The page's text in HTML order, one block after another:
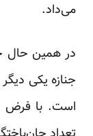
می‌داد.
در همین حال
جنازه یکی
است. با فرض